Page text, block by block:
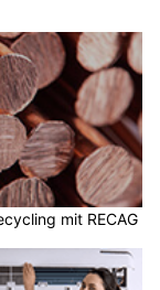
mit RECAG